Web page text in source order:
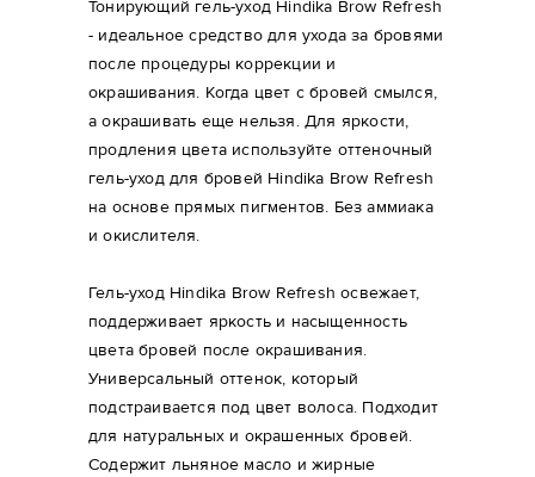
Тонирующий гель-уход Hindika Brow Refresh
- идеальное средство для ухода за бровями
после процедуры коррекции и
окрашивания. Когда цвет с бровей смылся,
а окрашивать еще нельзя. Для яркости,
продления цвета используйте оттеночный
гель-уход для бровей Hindika Brow Refresh
на основе прямых пигментов. Без аммиака
и окислителя.
Гель-уход Hindika Brow Refresh освежает,
поддерживает яркость и насыщенность
цвета бровей после окрашивания.
Универсальный оттенок, который
подстраивается под цвет волоса. Подходит
для натуральных и окрашенных бровей.
Содержит льняное масло и жирные